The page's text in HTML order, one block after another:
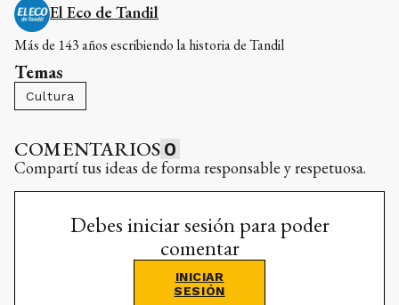
El Eco de Tandil
Más de 143 años escribiendo la historia de Tandil
Temas
Cultura
COMENTARIOS 0
Compartí tus ideas de forma responsable y respetuosa.
Debes iniciar sesión para poder
comentar
INICIAR
SESIÓN